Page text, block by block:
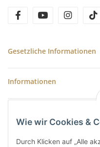
Wie wir Cookies &
Durch Klicken auf „Alle
facebookyoutube
Gesetzliche Informationen
Informationen
E-Mail-Adresse